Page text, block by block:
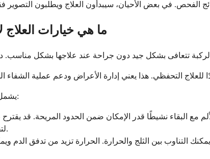
ما هي خيارات العلاج
يشمل العلاج التحفظي عادة العناصر التالية:
مع البقاء نشيطًا قدر الإمكان ضمن الحدود المريحة. قد
لتقليل الوزن على الساق المصابة.
للأيام القليلة الأولى للتحكم في الالتهاب. بعد 48 إلى 72 ساعة، يمكنك التناوب بين الثلج والحرارة.